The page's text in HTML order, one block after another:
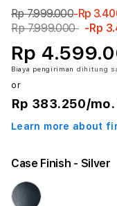
Rp 7.999.000-Rp
Rp 7.999.000 -Rp
Rp
Biaya pengiriman dihitung
or
Rp 383.250/
Learn more about
Case Finish - Silver